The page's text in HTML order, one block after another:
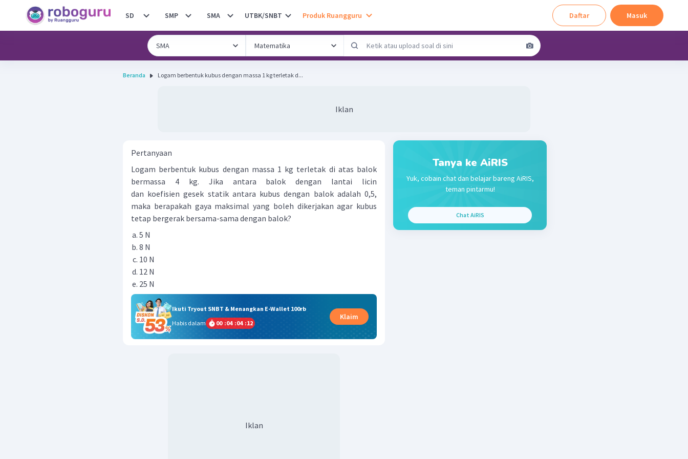
SD SMP SMA UTBK/SNBT Produk Ruangguru Daftar Masuk
Beranda Logam berbentuk kubus dengan massa 1 kg terletak d...
Iklan
Pertanyaan
Logam berbentuk kubus dengan massa 1 kg terletak di atas balok
bermassa 4 kg. Jika antara balok dengan lantai licin
dan koefisien gesek statik antara kubus dengan balok adalah 0,5,
maka berapakah gaya maksimal yang boleh dikerjakan agar kubus
tetap bergerak bersama-sama dengan balok?
5 N
8 N
10 N
12 N
25 N
Ikuti Tryout SNBT & Menangkan E-Wallet 100rb
Habis dalam
00 :04 :04 :12
Klaim
Iklan
Tanya ke AiRIS
Yuk, cobain chat dan belajar bareng AiRIS,
teman pintarmu!
Chat AiRIS